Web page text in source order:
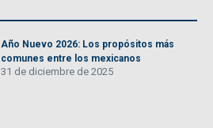
Año Nuevo 2026: Los propósitos más
comunes entre los mexicanos
31 de diciembre de 2025